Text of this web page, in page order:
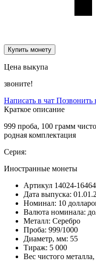
Купить монету
Цена выкупа
звоните!
Написать в чат Позвонить
Краткое описание
999 проба, 100 грамм
родная комплектация
Серия:
Иностранные монеты
Артикул 14024-16464
Дата выпуска:
Номинал: 10
Валюта номинала:
Металл: Серебро
Проба: 999/1000
Диаметр, мм: 55
Тираж: 5 000
Вес чистого металла,